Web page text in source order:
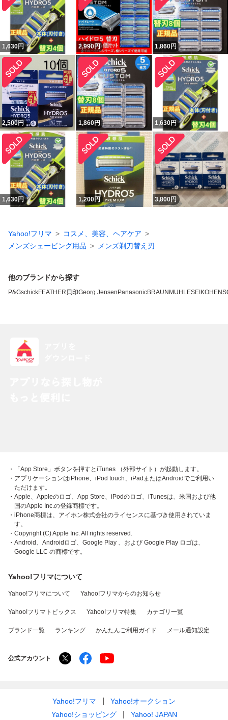
1,630円 2,990円 1,860円
2,500円 1,860円 1,630円
1,630円 1,200円 3,800円
Yahoo!フリマ
コスメ、美容、ヘアケア
メンズシェービング用品
メンズ剃刀替え刃
他のブランドから探す
P&GschickFEATHER 貝印Georg Jensen PanasonicBRAUN MUHLESEIKO
・「App Store」ボタンを押すとiTunes （外部サイト）が起動します。
・アプリケーションはiPhone、iPod touch、iPadまたはAndroidでご利用い
ただけます。
・Apple、Appleのロゴ、App Store、iPodのロゴ、iTunesは、米国および他
国のApple Inc.の登録商標です。
・iPhone商標は、アイホン株式会社のライセンスに基づき使用されていま
す。
・Copyright (C) Apple Inc. All rights reserved.
・Android、Androidロゴ、Google Play 、および Google Play ロゴは、
Google LLC の商標です。
Yahoo!フリマについて
Yahoo!フリマについて Yahoo!フリマからのお知らせ
Yahoo!フリマトピックス Yahoo!フリマ特集 カテゴリ一覧
ブランド一覧 ランキング かんたんご利用ガイド メール通知設定
公式アカウント
Yahoo!フリマ
Yahoo!オークション
Yahoo!ショッピング
Yahoo! JAPAN